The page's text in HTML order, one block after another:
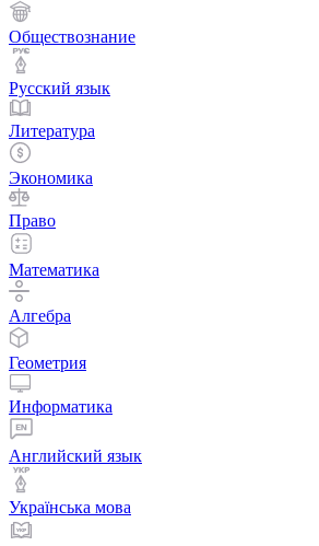
Обществознание
Русский язык
Литература
Экономика
Право
Математика
Алгебра
Геометрия
Информатика
Английский язык
Українська мова